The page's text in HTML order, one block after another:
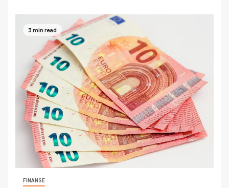
3 min read
FINANSE